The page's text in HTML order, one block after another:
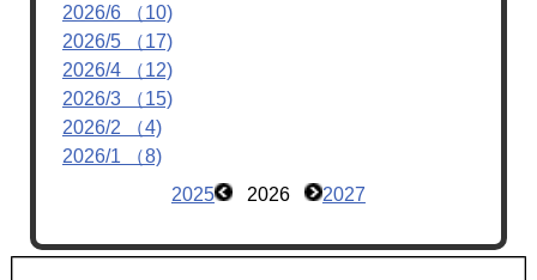
2026/6 （10)
2026/5 （17)
2026/4 （12)
2026/3 （15)
2026/2 （4)
2026/1 （8)
2025
2026 2027